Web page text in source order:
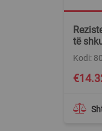
të
Kodi: